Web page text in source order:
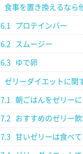
食事を置き換えるなら
6.1 プロテインバー
6.2 スムージー
6.3 ゆで卵
ゼリーダイエットに関
7.1 朝ごはんをゼリー
7.2 おすすめのゼリー
7.3 甘いゼリーは食べ